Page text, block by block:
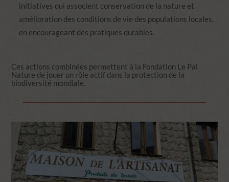
initiatives qui associent conservation de la nature et
amélioration des conditions de vie des populations locales,
en encourageant des pratiques durables.
Ces actions combinées permettent à la Fondation Le Pal
Nature de jouer un rôle actif dans la protection de la
biodiversité mondiale.